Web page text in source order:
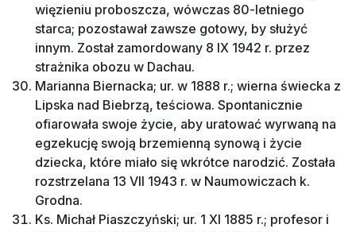
więzieniu proboszcza, wówczas 80-letniego
starca; pozostawał zawsze gotowy, by służyć
innym. Został zamordowany 8 IX 1942 r. przez
strażnika obozu w Dachau.
Marianna Biernacka; ur. w 1888 r.; wierna świecka z
Lipska nad Biebrzą, teściowa. Spontanicznie
ofiarowała swoje życie, aby uratować wyrwaną na
egzekucję swoją brzemienną synową i życie
dziecka, które miało się wkrótce narodzić. Została
rozstrzelana 13 VII 1943 r. w Naumowiczach k.
Grodna.
Ks. Michał Piaszczyński; ur. 1 XI 1885 r.; profesor i